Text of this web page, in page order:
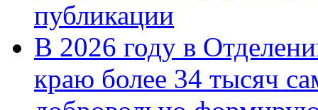
публикации
В 2026 году в
краю более 34 тысяч